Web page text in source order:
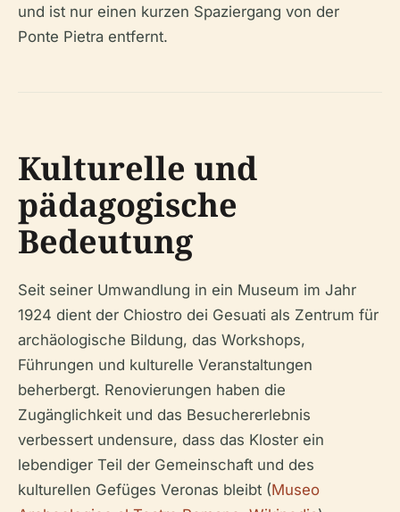
und ist nur einen kurzen Spaziergang von der
Ponte Pietra entfernt.
Kulturelle und
pädagogische
Bedeutung
Seit seiner Umwandlung in ein Museum im Jahr
1924 dient der Chiostro dei Gesuati als Zentrum für
archäologische Bildung, das Workshops,
Führungen und kulturelle Veranstaltungen
beherbergt. Renovierungen haben die
Zugänglichkeit und das Besuchererlebnis
verbessert undensure, dass das Kloster ein
lebendiger Teil der Gemeinschaft und des
kulturellen Gefüges Veronas bleibt (Museo